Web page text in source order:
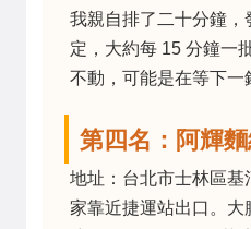
我親自排了二十分鐘，
定，大約每 15 分鐘一
不動，可能是在等下一
第四名：阿輝
地址：台北市士林區基
家靠近捷運站出口。大